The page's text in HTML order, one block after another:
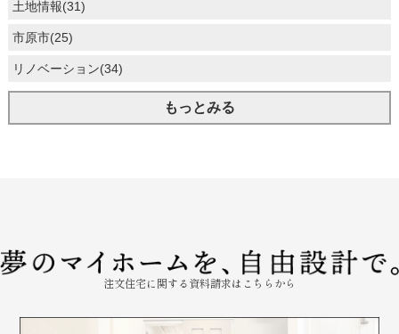
土地情報(31)
市原市(25)
リノベーション(34)
もっとみる
注文住宅に関する資料請求はこちらから